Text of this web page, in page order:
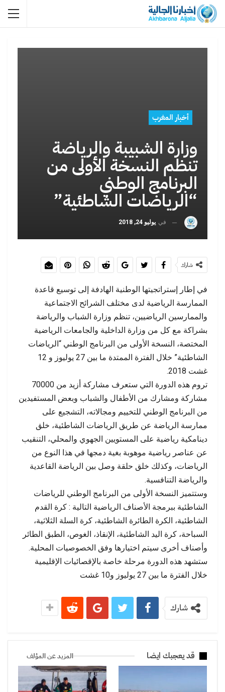
أخبار المغرب
وزارة الشبيبة والرياضة
تنظم النسخة الأولى من
البرنامج الوطني
“الرياضات الشاطئية”
في يوليو 24, 2018
شارك
في إطار إستراتجيتها الوطنية الهادفة إلى توسيع قاعدة
الممارسة الرياضية لدى مختلف الشرائح الاجتماعية
والممارسين الرياضيين، تنظم وزارة الشباب والرياضة
بشراكة مع كل من وزارة الداخلية والجامعات الرياضية
المختصة، النسخة الأولى من البرنامج الوطني “الرياضات
الشاطئية” خلال الفترة الممتدة ما بين 27 يوليوز و 12
غشت 2018.
تروم هذه الدورة التي ستعرف مشاركة أزيد من 70000
مشاركة ومشارك من الأطفال والشباب وبعض المستفيدين
من البرنامج الوطني للتخييم ومجالاته، التشجيع على
ممارسة الرياضة عن طريق الرياضات الشاطئية، خلق
دينامكية رياضية على المستويين الجهوي والمحلي، التنقيب
عن عناصر رياضية موهوبة بغية دمجها في هذا النوع من
الرياضات، وكذلك خلق حلقة وصل بين الرياضة القاعدية
والرياضة التنافسية.
وستتميز النسخة الأولى من البرنامج الوطني للرياضات
الشاطئية ببرمجة الأصناف الرياضية التالية : كرة القدم
الشاطئية، الكرة الطائرة الشاطئية، كرة السلة الثلاثية،
السباحة، كرة اليد الشاطئية، الإنقاذ، الغوص، الطبق الطائر
وأصناف أخرى سيتم اختيارها وفق الخصوصيات المحلية.
ستشهد هذه الدورة مرحلة خاصة بالإقصائيات الإقليمية
خلال الفترة ما بين 27 يوليوز و10 غشت
شارك
قد يعجبك ايضا المزيد عن المؤلف